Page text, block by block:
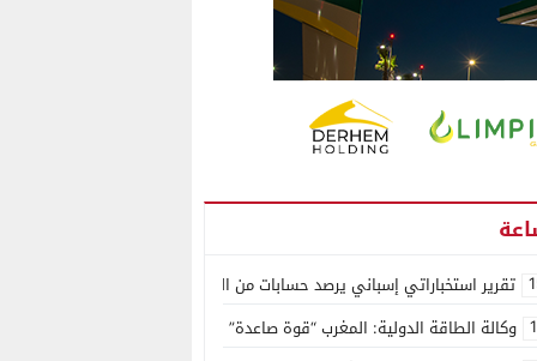
تقرير استخباراتي إسباني يرصد حسابات من الجزائر وأرقاما بـ”213+” ضمن حملة رقمية منظمة حرّضت على اقتحام سبتة
وكالة الطاقة الدولية: المغرب “قوة صاعدة” في سوق المعادن الاستراتيجية